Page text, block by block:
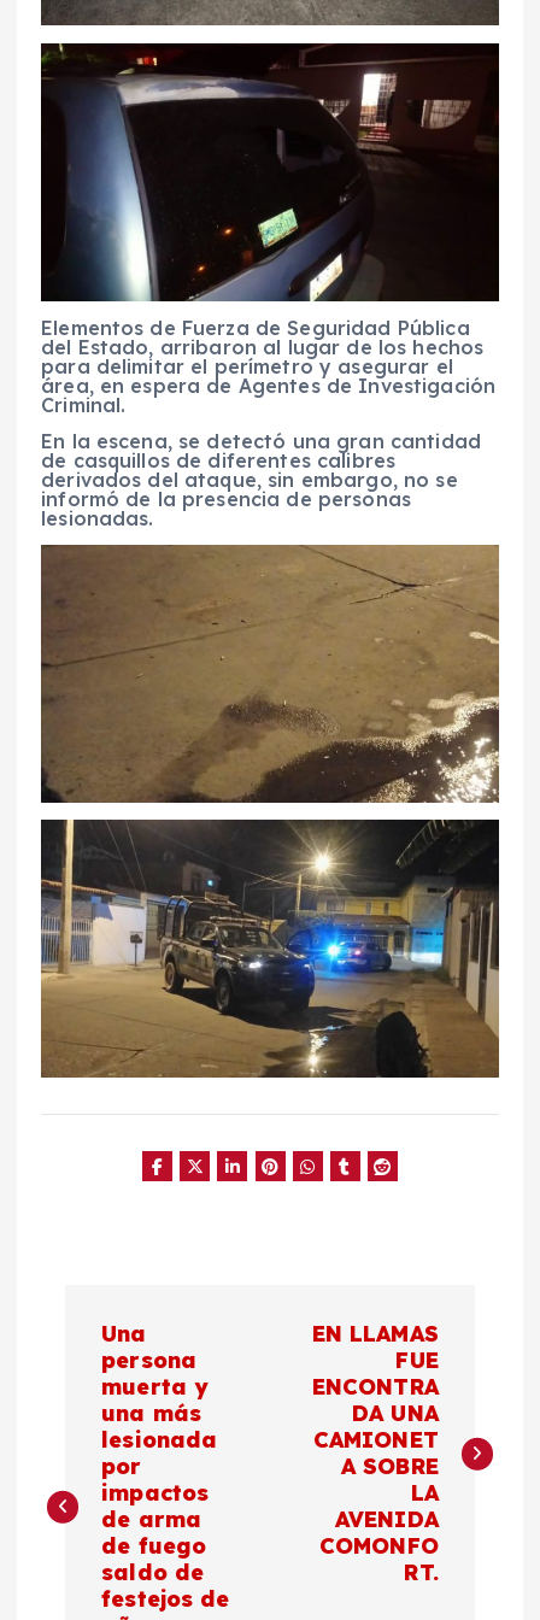
Elementos de Fuerza de Seguridad Pública
del Estado, arribaron al lugar de los hechos
para delimitar el perímetro y asegurar el
área, en espera de Agentes de Investigación
Criminal.
En la escena, se detectó una gran cantidad
de casquillos de diferentes calibres
derivados del ataque, sin embargo, no se
informó de la presencia de personas
lesionadas.
e
Una
persona
muerta y
una más
lesionada
por
impactos
de arma
de fuego
saldo de
festejos de
EN LLAMAS
FUE
ENCONTRA
DA UNA
CAMIONET
A SOBRE
LA
AVENIDA
COMONFO
RT.